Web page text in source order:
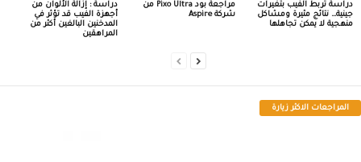
دراسة : إزالة الألوان من
أجهزة الفيب قد تؤثر في
المدخنين البالغين أكثر من
المراهقين
مراجعة بود Pixo Ultra من
شركة Aspire
دراسة تربط الفيب بتغيرات
جينية… نتائج مثيرة ومشاكل
منهجية لا يمكن تجاهلها
المراجعات الاكثر زيارة